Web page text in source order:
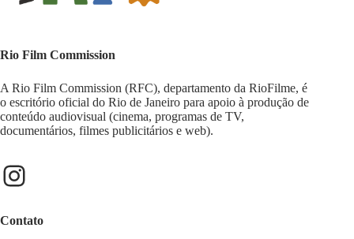
Rio Film Commission
A Rio Film Commission (RFC), departamento da RioFilme, é
o escritório oficial do Rio de Janeiro para apoio à produção de
conteúdo audiovisual (cinema, programas de TV,
documentários, filmes publicitários e web).
Contato